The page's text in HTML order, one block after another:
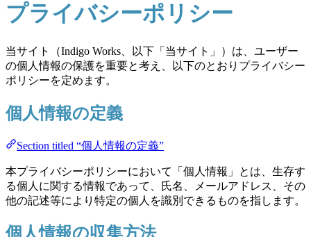
プライバシーポリシー
当サイト（Indigo Works、以下「当サイト」）は、ユーザー
の個人情報の保護を重要と考え、以下のとおりプライバシー
ポリシーを定めます。
個人情報の定義
Section titled “個人情報の定義”
本プライバシーポリシーにおいて「個人情報」とは、生存す
る個人に関する情報であって、氏名、メールアドレス、その
他の記述等により特定の個人を識別できるものを指します。
個人情報の収集方法